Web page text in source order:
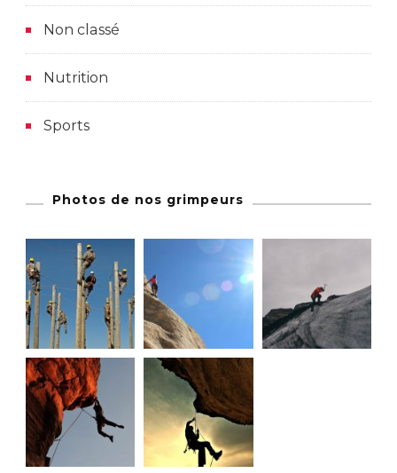
Non classé
Nutrition
Sports
Photos de nos grimpeurs